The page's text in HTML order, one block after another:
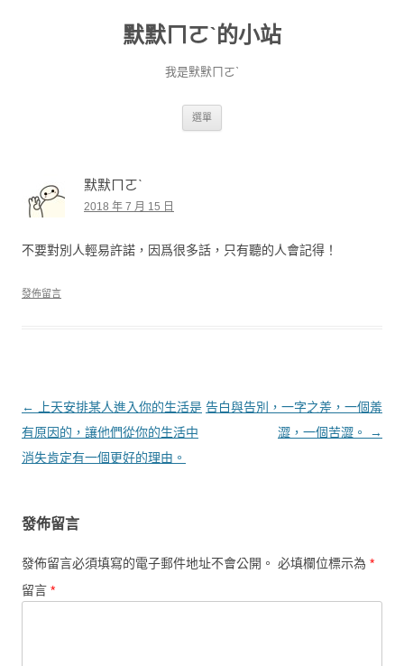
默默ㄇㄛˋ的小站
我是默默ㄇㄛˋ
選單
默默ㄇㄛˋ
2018 年 7 月 15 日
不要對別人輕易許諾，因爲很多話，只有聽的人會記得！
發佈留言
文章導覽
←
上天安排某人進入你的生活是
有原因的，讓他們從你的生活中
消失肯定有一個更好的理由。
告白與告別，一字之差，一個羞
澀，一個苦澀。
→
發佈留言
發佈留言必須填寫的電子郵件地址不會公開。 必填欄位標示為 *
留言 *